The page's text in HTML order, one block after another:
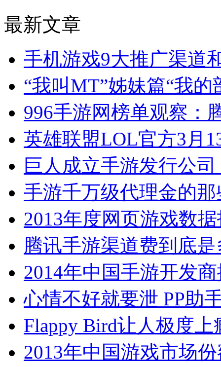
最新文章
手机游戏9大推广渠道
“我叫MT”姊妹篇“我
996手游网榜单观察：
英雄联盟LOL官方3月
巨人成立手游发行公
手游千万级代理金的
2013年度网页游戏数
腾讯手游渠道费到底是
2014年中国手游开发
心情不好就要泄 PP助
Flappy Bird让人极度上
2013年中国游戏市场